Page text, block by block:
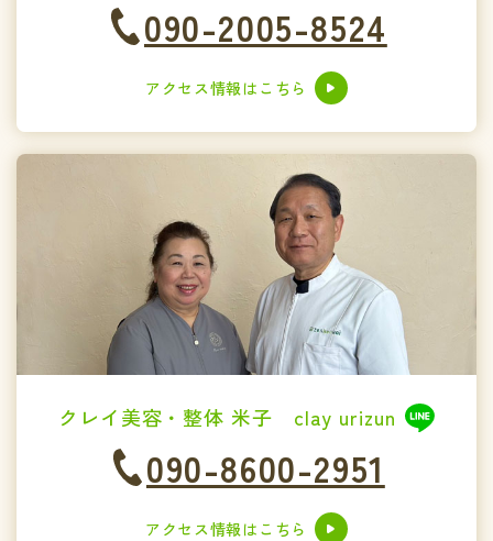
090-2005-8524
アクセス情報はこちら
クレイ美容・整体 米子 clay urizun
090-8600-2951
アクセス情報はこちら